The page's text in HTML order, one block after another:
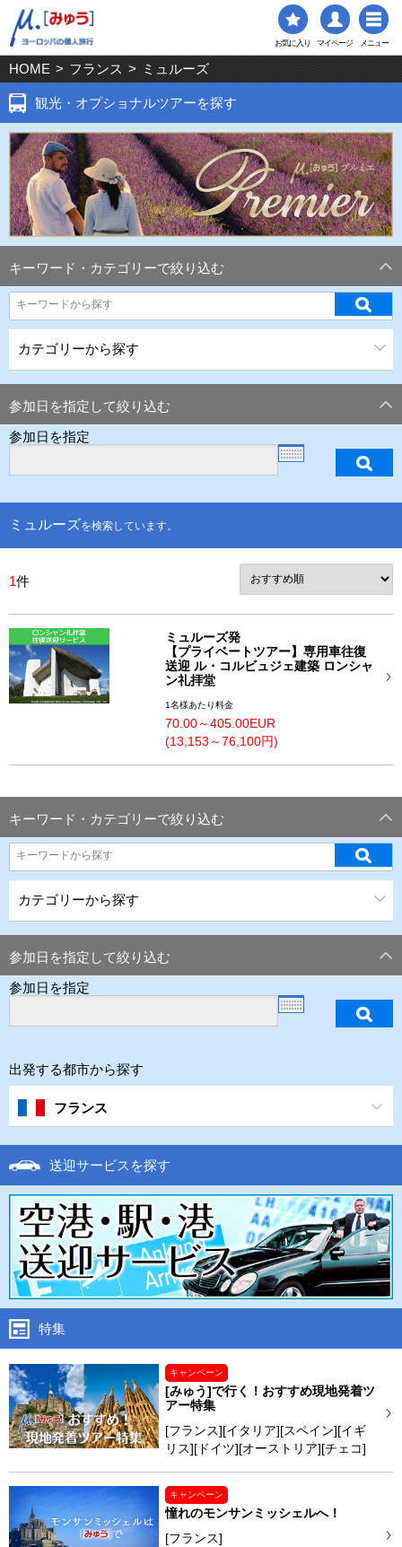
お気に入り マイページ メニュー
HOME > フランス > ミュルーズ
観光・オプショナルツアーを探す
キーワード・カテゴリーで絞り込む
カテゴリーから探す
参加日を指定して絞り込む
参加日を指定
ミュルーズを検索しています。
1件
ミュルーズ発
【プライベートツアー】専用車往復
送迎 ル・コルビュジェ建築 ロンシャ
ン礼拝堂
1名様あたり料金
70.00～405.00EUR
(13,153～76,100円)
キーワード・カテゴリーで絞り込む
カテゴリーから探す
参加日を指定して絞り込む
参加日を指定
出発する都市から探す
フランス
送迎サービスを探す
特集
キャンペーン
[みゅう]で行く！おすすめ現地発着ツ
アー特集
[フランス][イタリア][スペイン][イギ
リス][ドイツ][オーストリア][チェコ]
キャンペーン
憧れのモンサンミッシェルへ！
[フランス]